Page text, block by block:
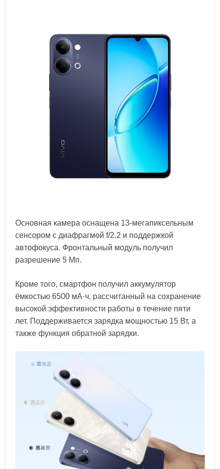
Основная камера оснащена 13-мегапиксельным
сенсором с диафрагмой f/2.2 и поддержкой
автофокуса. Фронтальный модуль получил
разрешение 5 Мп.
Кроме того, смартфон получил аккумулятор
ёмкостью 6500 мА·ч, рассчитанный на сохранение
высокой эффективности работы в течение пяти
лет. Поддерживается зарядка мощностью 15 Вт, а
также функция обратной зарядки.